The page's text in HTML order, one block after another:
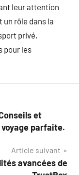
leur attention
rôle dans la
privé,
pour les
et
parfaite.
Article suivant
avancées de